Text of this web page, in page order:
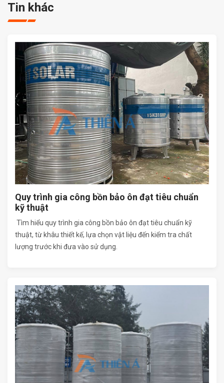
Tin khác
Quy trình gia công bồn bảo ôn đạt tiêu chuẩn
kỹ thuật
Tìm hiểu quy trình gia công bồn bảo ôn đạt tiêu chuẩn kỹ
thuật, từ khâu thiết kế, lựa chọn vật liệu đến kiểm tra chất
lượng trước khi đưa vào sử dụng.